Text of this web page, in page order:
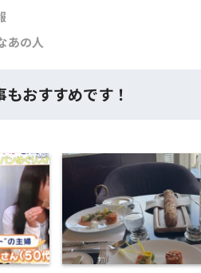
あの人
もおすすめです！